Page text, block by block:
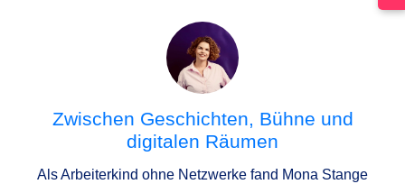
Zwischen Geschichten, Bühne und
digitalen Räumen
Als Arbeiterkind ohne Netzwerke fand Mona Stange